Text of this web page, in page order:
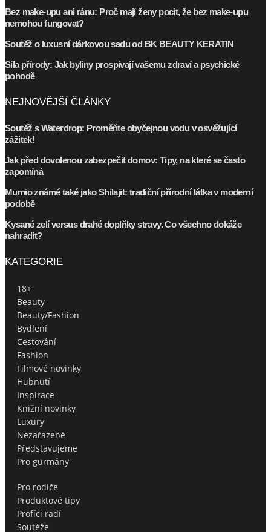
Bez make-upu ani ránu: Proč mají ženy pocit, že bez make-upu
nemohou fungovat?
Soutěž o luxusní dárkovou sadu od BK BEAUTY KERATIN
Síla přírody: Jak byliny prospívají vašemu zdraví a psychické
pohodě
NEJNOVĚJŠÍ ČLÁNKY
Soutěž s Waterdrop: Proměňte obyčejnou vodu v osvěžující
zážitek!
Jak před dovolenou zabezpečit domov: Tipy, na které se často
zapomíná
Mumio známé také jako Shilajit: tradiční přírodní látka v moderní
podobě
Kysané zelí versus drahé doplňky stravy. Co všechno dokáže
nahradit?
KATEGORIE
18+
Beauty
Beauty/Fashion
Bydlení
Cestování
Fashion
Filmové novinky
Hubnutí
Inspirace
Knižní novinky
Luxury
Nezařazené
Představujeme
Pro gurmány
Pro rodiče
Produktové tipy
Profíci radí
Soutěže